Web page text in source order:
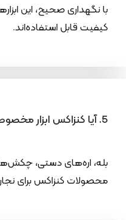
کیفیت قابل استفاده‌اند.
5. آیا کنزاکس ابزار مخصوص نجاری هم دارد؟
بله، اره‌های دستی،
محصولات کنزاکس برای